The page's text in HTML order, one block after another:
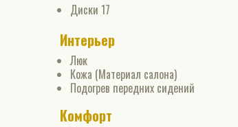
Диски 17
Интерьер
Люк
Кожа (Материал салона)
Подогрев передних сидений
Комфорт